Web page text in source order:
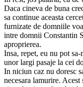
Daca cineva de buna
sa continue aceasta
furnizate de domniile
intre domnii Constantin
aproprierea.
Insa, repet, eu nu pot
unor largi pasaje la cei
In niciun caz nu doresc
necesara lamurire.